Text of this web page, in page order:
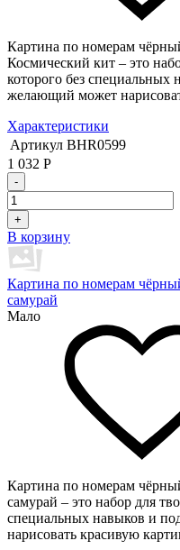
Картина по номерам
Космический кит – это
которого без
желающий может
Характеристики
Артикул BHR0599
1 032 Р
-
+
В корзину
Картина по номерам
самурай
Мало
Картина по номерам
самурай – это набор для
специальных навыков и
нарисовать красивую